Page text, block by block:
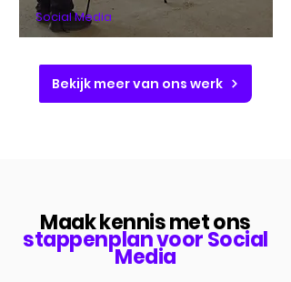
Social Media
Bekijk meer van ons werk
Maak kennis met ons
stappenplan voor Social
Media